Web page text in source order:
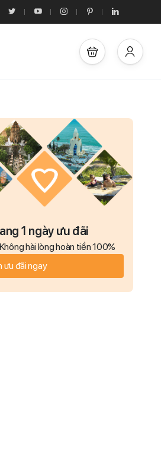
1 ngày ưu đãi
hài lòng hoàn tiền 100%
ưu đãi ngay